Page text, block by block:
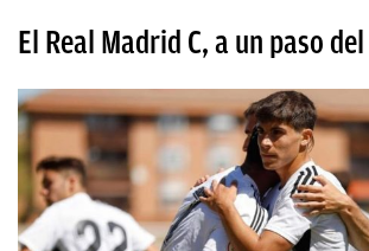
BALONCESTO
CANTERA
FICHAJES
DIRECTO
El Real Madrid C, a un paso